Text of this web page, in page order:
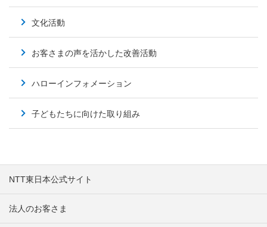
文化活動
お客さまの声を活かした改善活動
ハローインフォメーション
子どもたちに向けた取り組み
NTT東日本公式サイト
法人のお客さま